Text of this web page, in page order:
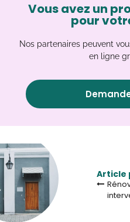
Vous avez un
pour
Nos partenaires peuvent
en ligne
Article